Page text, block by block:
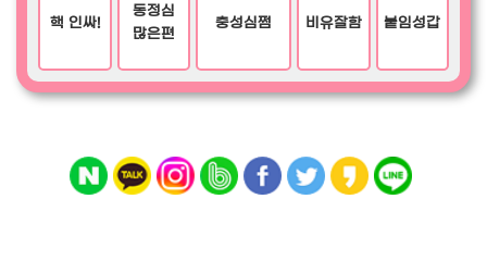
핵 인싸!
동정심
많은편
충성심쩜 비유잘함 붙임성갑